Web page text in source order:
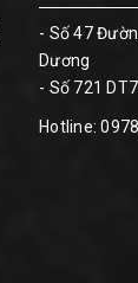
- Số 47
Dương
- Số 721
Hotline: